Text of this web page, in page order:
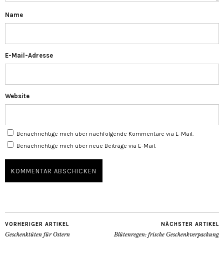
Name
E-Mail-Adresse
Website
Benachrichtige mich über nachfolgende Kommentare via E-Mail.
Benachrichtige mich über neue Beiträge via E-Mail.
VORHERIGER ARTIKEL
Geschenktüten für Ostern
NÄCHSTER ARTIKEL
Blütenregen: frische Geschenkverpackung